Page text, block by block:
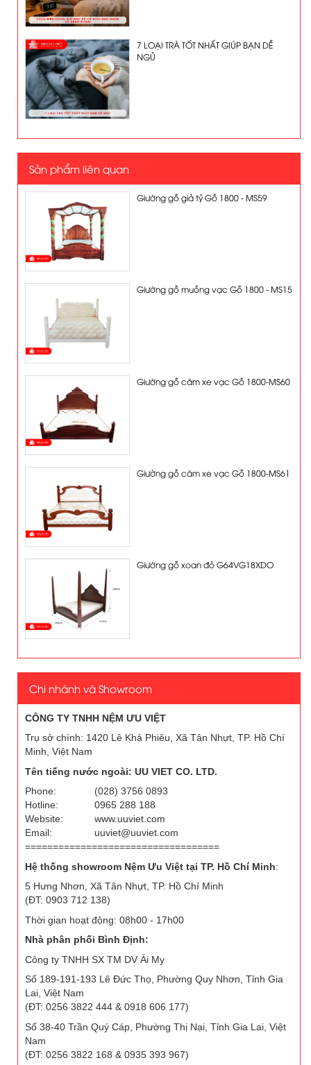
7 LOẠI TRÀ TỐT NHẤT GIÚP BẠN DỄ
NGỦ
Sản phẩm liên quan
Giường gỗ giả tỷ Gỗ 1800 - MS59
Giường gỗ muồng vạc Gỗ 1800 - MS15
Giường gỗ căm xe vạc Gỗ 1800-MS60
Giường gỗ căm xe vạc Gỗ 1800-MS61
Giường gỗ xoan đỏ G64VG18XDO
Chi nhánh và Showroom
CÔNG TY TNHH NỆM ƯU VIỆT
Trụ sở chính: 1420 Lê Khả Phiêu, Xã Tân Nhựt, TP. Hồ Chí
Minh, Việt Nam
Tên tiếng nước ngoài: UU VIET CO. LTD.
Phone:
(028) 3756 0893
Hotline:
0965 288 188
Website:
www.uuviet.com
Email:
uuviet@uuviet.com
===================================
Hệ thống showroom Nệm Ưu Việt tại TP. Hồ Chí Minh:
5 Hưng Nhơn, Xã Tân Nhựt, TP. Hồ Chí Minh
(ĐT: 0903 712 138)
Thời gian hoạt động: 08h00 - 17h00
Nhà phân phối Bình Định:
Công ty TNHH SX TM DV Ái My
Số 189-191-193 Lê Đức Thọ, Phường Quy Nhơn, Tỉnh Gia
Lai, Việt Nam
(ĐT: 0256 3822 444 & 0918 606 177)
Số 38-40 Trần Quý Cáp, Phường Thị Nại, Tỉnh Gia Lai, Việt
Nam
(ĐT: 0256 3822 168 & 0935 393 967)